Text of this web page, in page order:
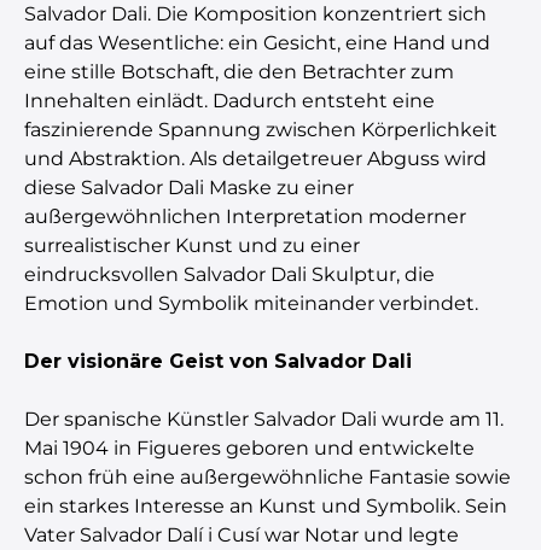
Salvador Dali. Die Komposition konzentriert sich
auf das Wesentliche: ein Gesicht, eine Hand und
eine stille Botschaft, die den Betrachter zum
Innehalten einlädt. Dadurch entsteht eine
faszinierende Spannung zwischen Körperlichkeit
und Abstraktion. Als detailgetreuer Abguss wird
diese Salvador Dali Maske zu einer
außergewöhnlichen Interpretation moderner
surrealistischer Kunst und zu einer
eindrucksvollen Salvador Dali Skulptur, die
Emotion und Symbolik miteinander verbindet.
Der visionäre Geist von Salvador Dali
Der spanische Künstler Salvador Dali wurde am 11.
Mai 1904 in Figueres geboren und entwickelte
schon früh eine außergewöhnliche Fantasie sowie
ein starkes Interesse an Kunst und Symbolik. Sein
Vater Salvador Dalí i Cusí war Notar und legte